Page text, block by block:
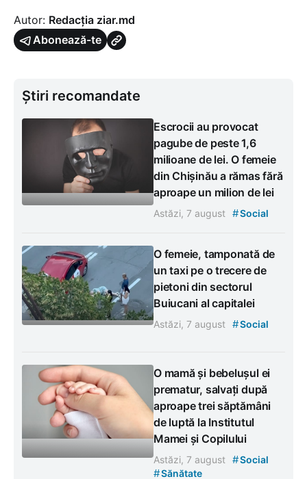
Autor: Redacția ziar.md
Abonează-te
Știri recomandate
Escrocii au provocat
pagube de peste 1,6
milioane de lei. O femeie
din Chișinău a rămas fără
aproape un milion de lei
Astăzi, 7 august #Social
O femeie, tamponată de
un taxi pe o trecere de
pietoni din sectorul
Buiucani al capitalei
Astăzi, 7 august #Social
O mamă și bebelușul ei
prematur, salvați după
aproape trei săptămâni
de luptă la Institutul
Mamei și Copilului
Astăzi, 7 august #Social
#Sănătate